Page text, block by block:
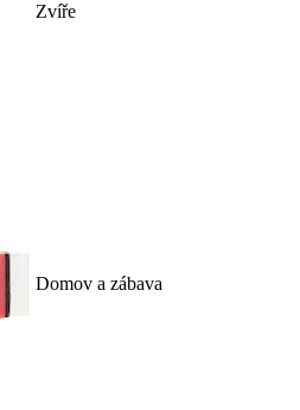
Zvíře
Domov a zábava